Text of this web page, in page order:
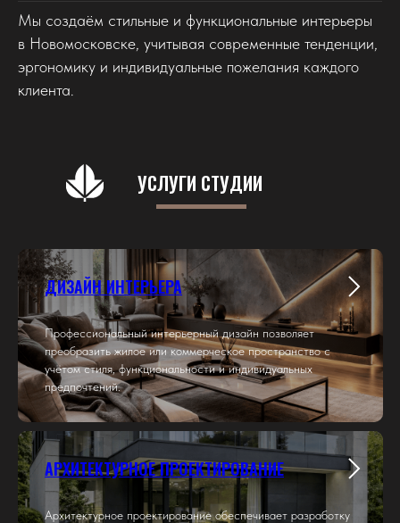
Мы создаём стильные и функциональные интерьеры
в Новомосковске, учитывая современные тенденции,
эргономику и индивидуальные пожелания каждого
клиента.
УСЛУГИ СТУДИИ
ДИЗАЙН ИНТЕРЬЕРА
Профессиональный интерьерный дизайн позволяет
преобразить жилое или коммерческое пространство с
учётом стиля, функциональности и индивидуальных
предпочтений.
АРХИТЕКТУРНОЕ ПРОЕКТИРОВАНИЕ
Архитектурное проектирование обеспечивает разработку
Мебель на заказ
пространства
Приемка
по 150 пунктам